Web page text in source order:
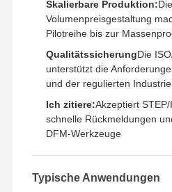
Werksbesicht
Igung
Qualitätskont
Rolle
Fälle
Plaudern Sie
Aluminium -Sterben
Skalierbare Produktion:Die
Volumenpreisgestaltung
Pilotreihe bis zur
QualitätssicherungDie
unterstützt die
und der regulierten Industrie
Ich zitiere:Akzeptiert
schnelle Rückmeldungen
DFM-Werkzeuge
Typische Anwendungen